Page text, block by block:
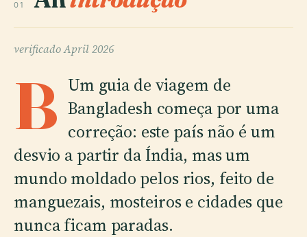
01
verificadoApril 2026
B Um guia de viagem de
Bangladesh começa por uma
correção: este país não é um
desvio a partir da Índia, mas um
mundo moldado pelos rios, feito de
manguezais, mosteiros e cidades que
nunca ficam paradas.